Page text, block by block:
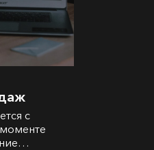
с